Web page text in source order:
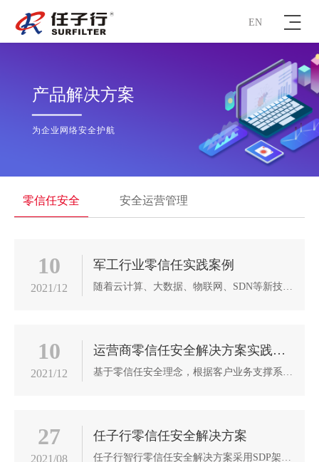
EN
产品解决方案
为企业网络安全护航
零信任安全 安全运营管理
10
2021/12
军工行业零信任实践案例
随着云计算、大数据、物联网、SDN等新技术的快速应用，信息化的高速发展使得业务规模不断扩大，分支站点数量不断增加。传统运维方式受地理位置和IT资源限制，无法做到实时监测到各个分支设备的运行状态，无法掌握设备系统资源变化趋势。当设备故障发生时，运维服务人员不能第一时间得到故障信息、设备状态、设备的历史记录等，无法做出有效的应对和处理，只能到现场后才能诊断。这样导致故障的修复时间长、运维效率低、影响信息系统的正常运行。
10
2021/12
运营商零信任安全解决方案实践案例
基于零信任安全理念，根据客户业务支撑系统上云后的信息安全需求，提供零信任远程接入安全防护解决方案，助力用户加强云端数据与业务安全保护，有效管理员工访问权限，动态控制远程访问安全，通过对人、终端和系统都进行识别、访问控制、实现全面的身份化，成功建立网络安全新边界。
27
2021/08
任子行零信任安全解决方案
任子行智行零信任安全解决方案采用SDP架构，“以身份为中心”的动态可信访问控制，聚焦身份安全、信任评估、业务访问和动态访问控制等维度的安全能力， 基于业务场景的人、终端、环境、链路、流量、资产、行为上下文、内容等多维的因素进行风险计算，评定请求的信任等级进行动态权限调整，为企业安全建立具备较强风险应对能力的动态自适应安全闭环体系。